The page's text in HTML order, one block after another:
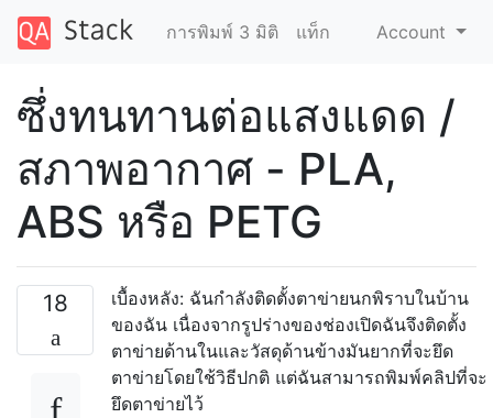
การพิมพ์ 3 มิติ แท็ก Account
ซึ่งทนทานต่อแสงแดด /
สภาพอากาศ - PLA,
ABS หรือ PETG
18
เบื้องหลัง: ฉันกำลังติดตั้งตาข่ายนกพิราบในบ้าน
ของฉัน เนื่องจากรูปร่างของช่องเปิดฉันจึงติดตั้ง
ตาข่ายด้านในและวัสดุด้านข้างมันยากที่จะยึด
ตาข่ายโดยใช้วิธีปกติ แต่ฉันสามารถพิมพ์คลิปที่จะ
ยึดตาข่ายไว้